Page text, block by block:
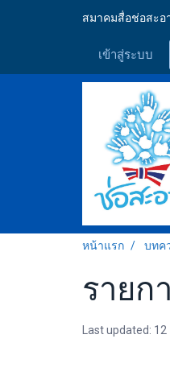
สมาคมสื่อช่อสะอ
เข้าสู่ระบบ
หน้าแรก บทค
รายก
Last updated: